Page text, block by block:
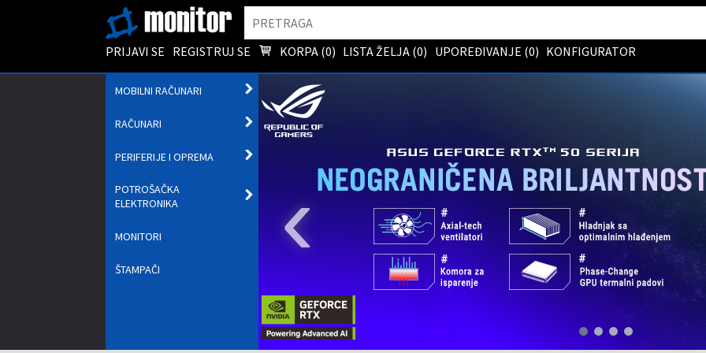
PRIJAVI SE REGISTRUJ SE KORPA (0) LISTA ŽELJA (0) UPOREĐIVANJE (0) KONFIGURATOR
MOBILNI RAČUNARI
PODMENI
RAČUNARI
OTVORI
PODMENI
PERIFERIJE I OPREMA
POTROŠAČKA
ELEKTRONIKA
MONITORI
ŠTAMPAČI ‹